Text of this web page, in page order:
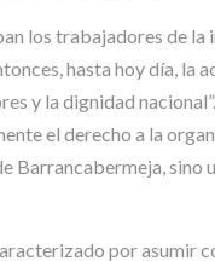
los trabajadores de
hasta hoy día, la
y la dignidad
el derecho a la
por asumir